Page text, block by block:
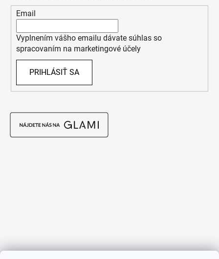
Email
Vyplnením vášho emailu dávate súhlas so
spracovaním na marketingové účely
PRIHLÁSIŤ SA